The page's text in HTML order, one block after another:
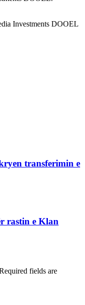
Investments DOOEL
transferimin e
rastin e Klan
fields are